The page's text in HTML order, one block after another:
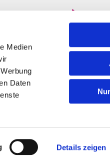
Medien
Daten
Details zeigen